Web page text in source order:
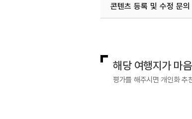
콘텐츠 등록 및 수정 문의
해당 여행지가 마
평가를 해주시면 개인화 추